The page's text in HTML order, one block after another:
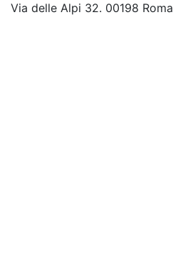
Via delle Alpi 32. 00198 Roma